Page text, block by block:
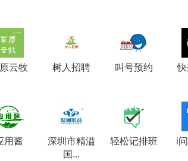
云牧 树人招聘 叫号预约
用酱
深圳市精溢
国...
轻松记排班 i